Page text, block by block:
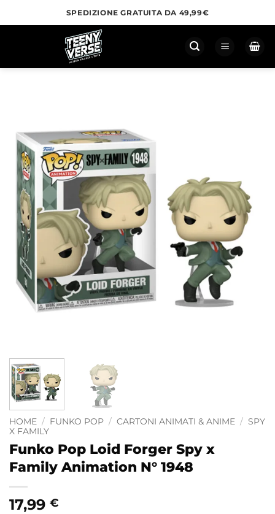
ai
SPEDIZIONE GRATUITA DA 49,99€
HOME / FUNKO POP / CARTONI ANIMATI & ANIME / SPY
X FAMILY
Funko Pop Loid Forger Spy x
Family Animation N° 1948
17,99 €